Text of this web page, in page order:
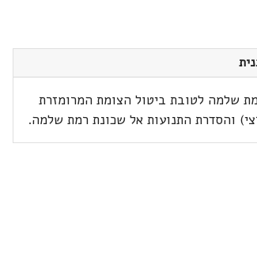
שלמה לטובת ביטול הצומת המרומזרת